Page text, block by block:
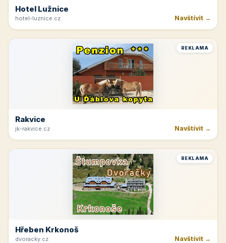
Hotel Lužnice
hotel-luznice.cz Navštívit →
REKLAMA
Rakvice
jk-rakvice.cz Navštívit →
REKLAMA
Hřeben Krkonoš
dvoracky.cz Navštívit →